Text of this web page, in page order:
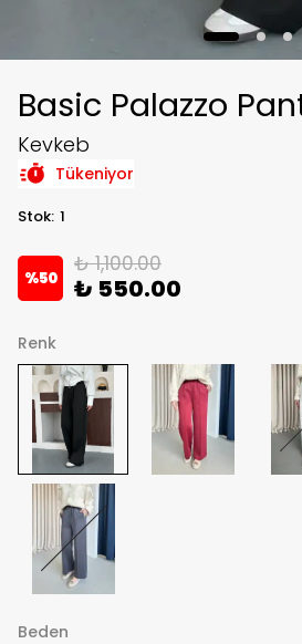
Basic Palazzo
Kevkeb
Tükeniyor
Stok: 1
%50
₺ 1,100.00
₺ 550.00
Renk
Beden